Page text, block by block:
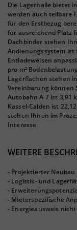
Die Lagerhalle bietet
werden auch teilbare
für den Erstbezug
für ausreichend Platz
Dachbinder stehen
Andienungssystem ist
Entladeweisen
pro m²
Lagerflächen stehen
Vereinbarung können
Autobahn A 7 ist 3,91
Kassel-Calden ist
stehen Ihnen im
Interesse.
WEITERE
- Projektierter
- Logistik- und
-
- Mieterspezifische
- Energieausweis